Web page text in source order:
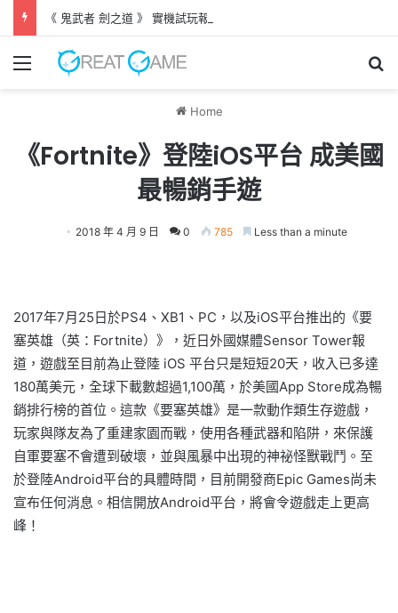
《 鬼武者 劍之道 》 實機試玩報告 源義經將是事件的起源！？
Menu
Home
《Fortnite》登陸iOS平台 成美國
最暢銷手遊
2018 年 4 月 9 日 0 785 Less than a minute
2017年7月25日於PS4、XB1、PC，以及iOS平台推出的《要
塞英雄（英：Fortnite）》，近日外國媒體Sensor Tower報
道，遊戲至目前為止登陸 iOS 平台只是短短20天，收入已多達
180萬美元，全球下載數超過1,100萬，於美國App Store成為暢
銷排行榜的首位。 這款《要塞英雄》是一款動作類生存遊戲，
玩家與隊友為了重建家園而戰，使用各種武器和陷阱，來保護
自軍要塞不會遭到破壞，並與風暴中出現的神祕怪獸戰鬥。 至
於登陸Android平台的具體時間，目前開發商Epic Games尚未
宣布任何消息。相信開放Android平台，將會令遊戲走上更高
峰！